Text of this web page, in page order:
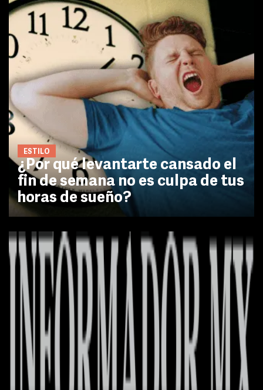
ESTILO
¿Por qué levantarte cansado el
fin de semana no es culpa de tus
horas de sueño?